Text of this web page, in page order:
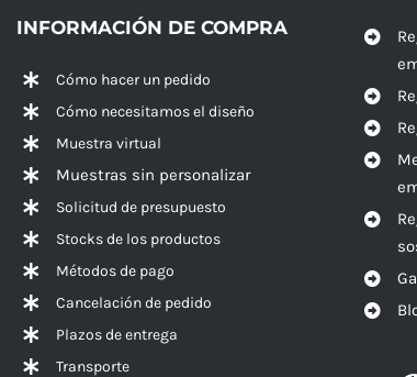
INFORMACIÓN DE COMPRA
Cómo hacer un pedido
Cómo necesitamos el diseño
Muestra virtual
Muestras sin personalizar
Solicitud de presupuesto
Stocks de los productos
Métodos de pago
Cancelación de pedido
Plazos de entrega
Transporte